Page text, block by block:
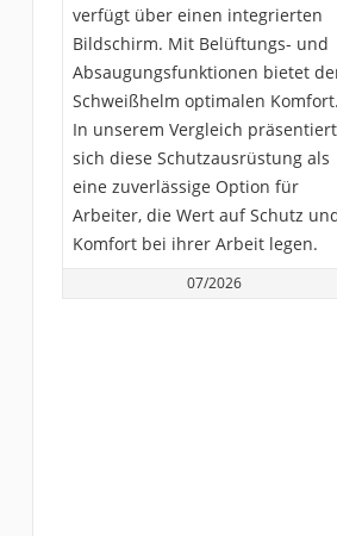
verfügt über einen integrierten
Bildschirm. Mit Belüftungs- und
Absaugungsfunktionen bietet
Schweißhelm optimalen Komfort.
In unserem Vergleich präsentiert
sich diese Schutzausrüstung als
eine zuverlässige Option für
Arbeiter, die Wert auf Schutz
Komfort bei ihrer Arbeit legen.
07/2026